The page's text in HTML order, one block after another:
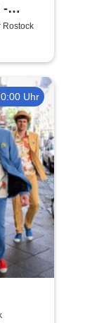
-
Rostock
Uhr
In